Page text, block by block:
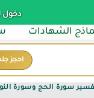
دخول
الشهادات
احجز
سورة الحج وسورة